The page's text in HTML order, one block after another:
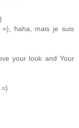
haha, mais je suis
your look and Your